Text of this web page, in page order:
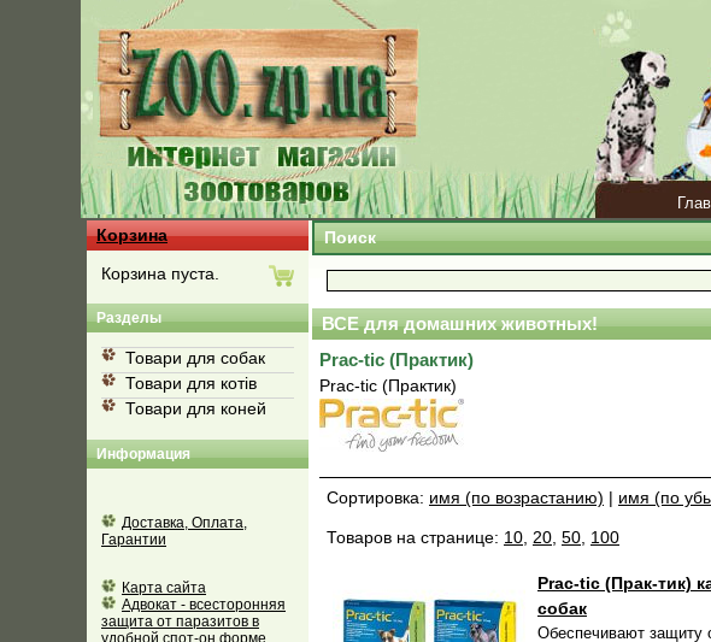
Корзина
Корзина пуста.
Разделы
Товари для собак
Товари для котів
Товари для коней
Информация
Доставка, Оплата,
Гарантии
Карта сайта
Адвокат - всесторонняя
защита от паразитов в
удобной спот-он форме
Поиск
ВСЕ для домашних животных!
Prac-tic (Практик)
Prac-tic (Практик)
Сортировка: имя (по возрастанию) | имя (по
Товаров на странице: 10 20 50 100
Prac-tic (Прак-тик)
собак
Обеспечивают защиту